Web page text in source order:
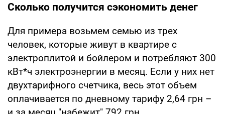
Сколько получится сэкономить денег
Для примера возьмем семью из трех
человек, которые живут в квартире с
электроплитой и бойлером и потребляют 300
кВт*ч электроэнергии в месяц. Если у них нет
двухтарифного счетчика, весь этот объем
оплачивается по дневному тарифу 2,64 грн –